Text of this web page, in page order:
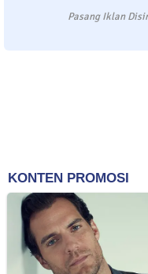
Pasang Iklan